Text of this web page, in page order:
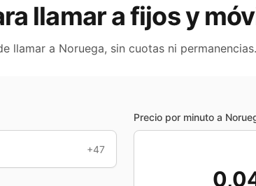
llamar a fijos y
llamar a Noruega, sin cuotas ni
+47
Precio por minuto a